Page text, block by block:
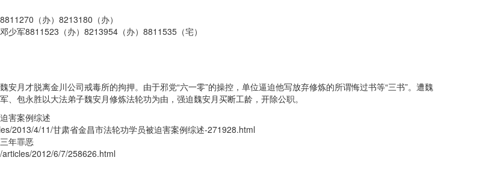
（办）8213180（办）
少军8811523（办）8213954（办）8811535（宅）
安月才脱离金川公司戒毒所的拘押。由于邪党“六一零”的操控，单位逼迫他写放弃修炼的所谓悔过书等“三书”。遭魏
、包永胜以大法弟子魏安月修炼法轮功为由，强迫魏安月买断工龄，开除公职。
害案例综述
2013/4/11/甘肃省金昌市法轮功学员被迫害案例综述-271928.html
年罪恶
2012/6/7/258626.html